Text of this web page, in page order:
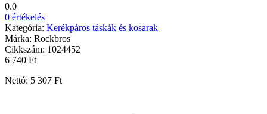
0.0
0 értékelés
Kategória: Kerékpáros táskák és kosarak
Márka: Rockbros
Cikkszám: 1024452
6 740 Ft
Nettó: 5 307 Ft